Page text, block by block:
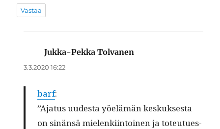
Vastaa
Jukka-Pekka Tolvanen
3.3.2020 16:22
barf:
”Aja­tus uud­es­ta yöelämän keskuk­ses­ta
on sinän­sä mie­lenki­in­toinen ja toteutues­